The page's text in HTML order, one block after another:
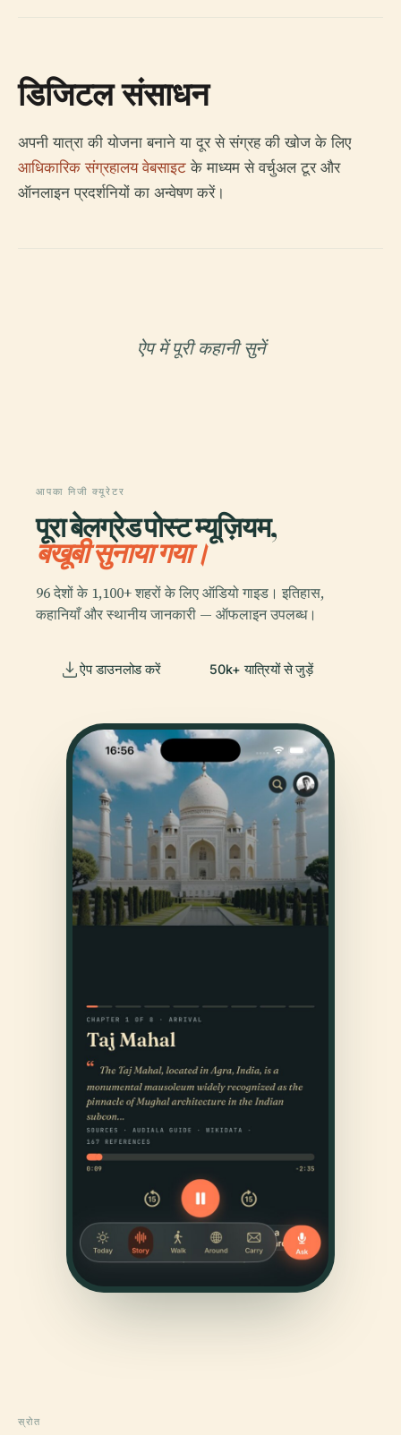
डिजिटल संसाधन
अपनी यात्रा की योजना बनाने या दूर से संग्रह की खोज के लिए
आधिकारिक संग्रहालय वेबसाइट के माध्यम से वर्चुअल टूर और
ऑनलाइन प्रदर्शनियों का अन्वेषण करें।
ऐप में पूरी कहानी सुनें
आपका निजी क्यूरेटर
पूरा बेलग्रेड पोस्ट म्यूज़ियम,
बखूबी सुनाया गया।
96 देशों के 1,100+ शहरों के लिए ऑडियो गाइड। इतिहास,
कहानियाँ और स्थानीय जानकारी — ऑफलाइन उपलब्ध।
ऐप डाउनलोड करें 50k+ यात्रियों से जुड़ें
स्रोत